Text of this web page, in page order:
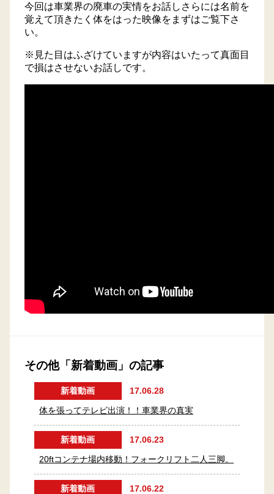
プライバシーポリシー
採用情報
サイトマップ
今回は車業界の廃車の実情をお話しさらには名前を
覚えて頂きたく体をはった映像をまずはご覧下さ
い。
※見た目はふざけていますが内容はいたって真面目
で損はさせないお話しです。
その他「新着動画」の記事
新着動画 17.06.28
体を張ってテレビ出演！！車業界の真実
新着動画 17.06.23
20ftコンテナ場内移動！フォークリフト二人三脚。
新着動画 17.06.22